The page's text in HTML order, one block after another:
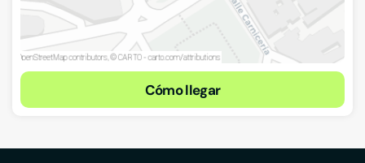
Cómo llegar